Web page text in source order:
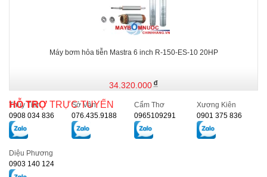
Máy bơm hỏa tiễn Mastra 6 inch R-150-ES-10 20HP
34.320.000
HỖ TRỢ TRỰC TUYẾN
Thủy Tiên
0908 034 836
Sở Vân
076.435.9188
Cẩm Thơ
0965109291
Xương Kiên
0901 375 836
Diệu Phương
0903 140 124